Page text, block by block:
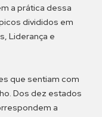
a prática dessa
divididos em
Liderança e
que sentiam com
Dos dez estados
a